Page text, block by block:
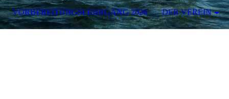
VORBEREITUNGSLEHRGANG 2026 DER VEREIN